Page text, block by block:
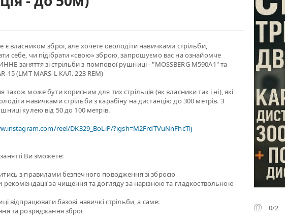
є власником зброї, але хочете оволодіти навичками стрільби,
себе, чи підібрати «свою» зброю, запрошуємо вас на ознайомче
заняття зі стрільби з помпової рушниці - "MOSSBERG M590A1" та
15 (LMT MARS-L КАЛ. 223 REM)
також може бути корисним для тих стрільців (як власники так і ні), які
навичками стрільби з карабіну на дистанцію до 300 метрів. З
кулею від 50 до 100 метрів.
reel/DK329_BoLiP/?igsh=M2FrdTVuNnFhcTlj
Ви зможете:
з правилами безпечного поводження зі зброєю
рекомендації за чищення та догляду за нарізною та гладкоствольною
відпрацювати базові навичкі стрільби, а саме:
та розряджання зброї
0/2